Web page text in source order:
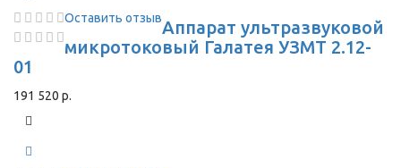
Оставить отзывАппарат ультразвуковой
микротоковый Галатея УЗМТ 2.12-
01
191 520 р.